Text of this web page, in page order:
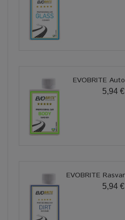
EVOBRITE
5,94 €
EVOBRITE
5,94 €